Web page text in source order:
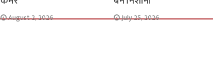
August 2, 2026 July 25, 2026